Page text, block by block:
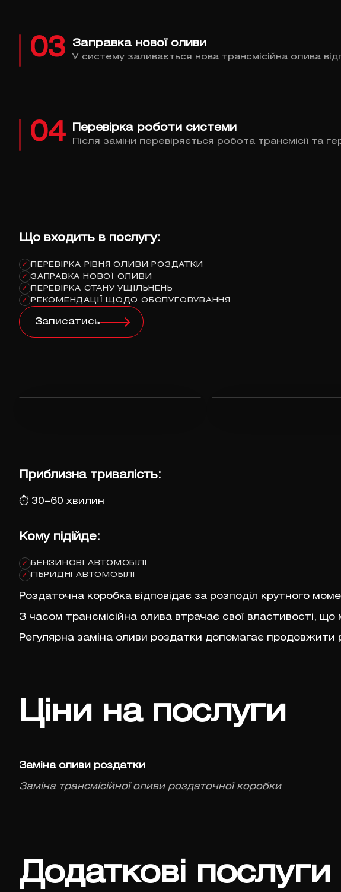
03 Заправка нової оливи
У систему заливається нова трансмісійна олива
04 Перевірка роботи системи
Після заміни перевіряється робота трансмісії та
Що входить в послугу:
✓ ПЕРЕВІРКА РІВНЯ ОЛИВИ РОЗДАТКИ
✓
ЗАПРАВКА НОВОЇ ОЛИВИ
✓
ПЕРЕВІРКА СТАНУ УЩІЛЬНЕНЬ
✓
РЕКОМЕНДАЦІЇ ЩОДО ОБСЛУГОВУВАННЯ
Записатись
Приблизна тривалість:
⏱ 30–60 хвилин
Кому підійде:
✓ БЕНЗИНОВІ АВТОМОБІЛІ
✓
ГІБРИДНІ АВТОМОБІЛІ
Роздаточна коробка відповідає за розподіл крутного
З часом трансмісійна олива втрачає свої властивості,
Регулярна заміна оливи роздатки допомагає продовжити
Ціни на послуги
Заміна оливи роздатки
Заміна трансмісійної оливи роздаточної коробки
Додаткові послуги